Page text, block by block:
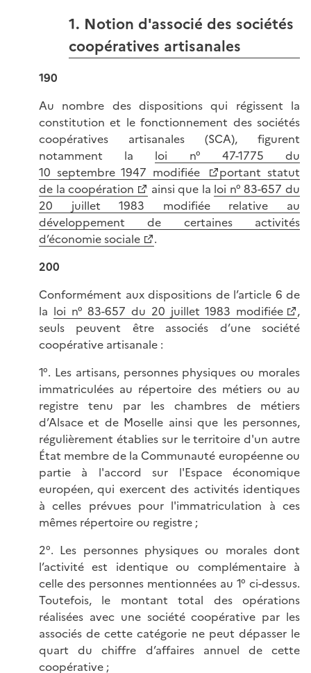
1. Notion d'associé des sociétés
coopératives artisanales
190
Au nombre des dispositions qui régissent la
constitution et le fonctionnement des sociétés
coopératives artisanales (SCA), figurent
notamment la loi n° 47-1775 du
10 septembre 1947 modifiée
portant statut
de la coopération
ainsi que la loi n° 83-657 du
20 juillet 1983 modifiée relative au
développement de certaines activités
d’économie sociale
.
200
Conformément aux dispositions de l’article 6 de
la loi n° 83-657 du 20 juillet 1983 modifiée
,
seuls peuvent être associés d’une société
coopérative artisanale :
1°. Les artisans, personnes physiques ou morales
immatriculées au répertoire des métiers ou au
registre tenu par les chambres de métiers
d’Alsace et de Moselle ainsi que les personnes,
régulièrement établies sur le territoire d'un autre
État membre de la Communauté européenne ou
partie à l'accord sur l'Espace économique
européen, qui exercent des activités identiques
à celles prévues pour l'immatriculation à ces
mêmes répertoire ou registre ;
2°. Les personnes physiques ou morales dont
l’activité est identique ou complémentaire à
celle des personnes mentionnées au 1° ci-dessus.
Toutefois, le montant total des opérations
réalisées avec une société coopérative par les
associés de cette catégorie ne peut dépasser le
quart du chiffre d’affaires annuel de cette
coopérative ;